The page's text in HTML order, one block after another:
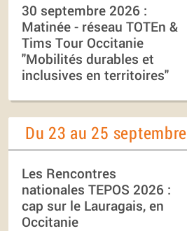
30 septembre 2026 :
Matinée - réseau TOTEn &
Tims Tour Occitanie
"Mobilités durables et
inclusives en territoires"
Du 23 au 25 septembre
Les Rencontres
nationales TEPOS 2026 :
cap sur le Lauragais, en
Occitanie